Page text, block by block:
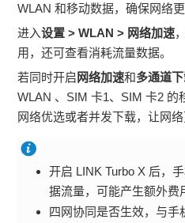
WLAN 和移动数据，确保网络更
进入设置 >WLAN > 网络加速
用，还可查看消耗流量数据。
若同时开启 网络加速和多通道
WLAN 、SIM 卡1、SIM 卡2 的
网络优选或者并发下载，让网络
开启 LINK Turbo X 后，
据流量，可能产生额外费
四网协同是否生效，与手